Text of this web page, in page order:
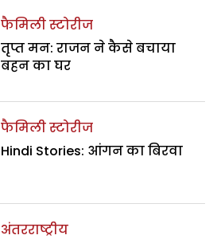
फैमिली स्टोरीज
तृप्त मन: राजन ने कैसे बचाया
बहन का घर
फैमिली स्टोरीज
Hindi Stories: आंगन का बिरवा
अंतरराष्ट्रीय